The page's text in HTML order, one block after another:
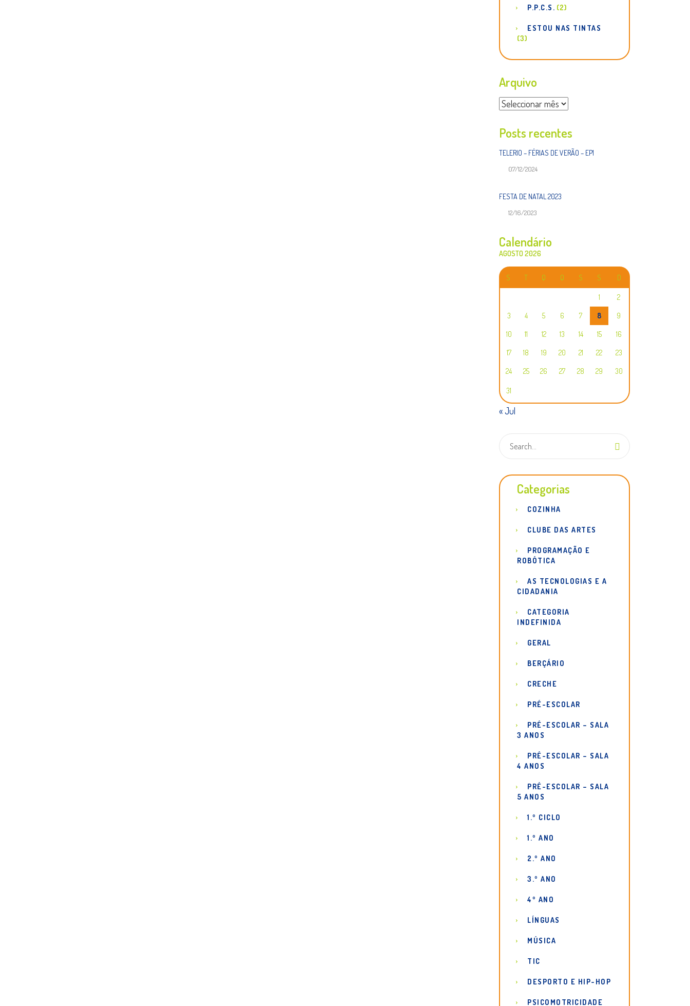
P.P.C.S. (2)
ESTOU NAS TINTAS
(3)
Arquivo
Arquivo
Posts recentes
TELERIO – FÉRIAS DE VERÃO – EP1
07/12/2024
FESTA DE NATAL 2023
12/16/2023
Calendário
AGOSTO 2026
S T Q Q S S D
1 2
3 4 5 6 7 8 9
10 11 12 13 14 15 16
17 18 19 20 21 22 23
24 25 26 27 28 29 30
31
« Jul
Categorias
COZINHA
CLUBE DAS ARTES
PROGRAMAÇÃO E
ROBÓTICA
AS TECNOLOGIAS E A
CIDADANIA
CATEGORIA
INDEFINIDA
GERAL
BERÇÁRIO
CRECHE
PRÉ-ESCOLAR
PRÉ-ESCOLAR – SALA
3 ANOS
PRÉ-ESCOLAR – SALA
4 ANOS
PRÉ-ESCOLAR – SALA
5 ANOS
1.º CICLO
1.º ANO
2.º ANO
3.º ANO
4º ANO
LÍNGUAS
MÚSICA
TIC
DESPORTO E HIP-HOP
PSICOMOTRICIDADE